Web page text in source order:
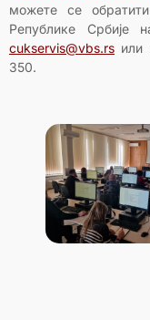
можете се
Републике
cukservis@vbs.rs или
350.